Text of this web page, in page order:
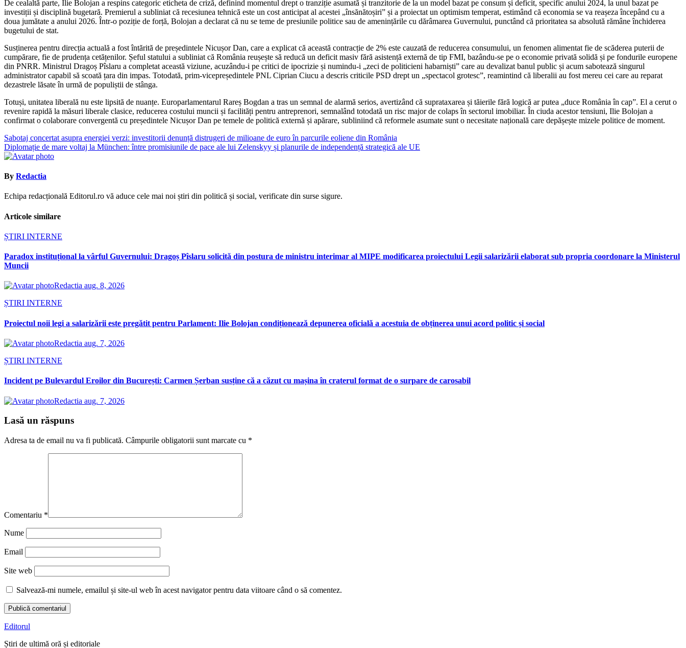
De cealaltă parte, Ilie Bolojan a respins categoric eticheta de criză, definind momentul drept o tranziție asumată și tranzitorie de la un model bazat pe consum și deficit, specific anului 2024, la unul bazat pe
investiții și disciplină bugetară. Premierul a subliniat că recesiunea tehnică este un cost anticipat al acestei „însănătoșiri” și a proiectat un optimism temperat, estimând că economia se va reașeza începând cu a
doua jumătate a anului 2026. Într-o poziție de forță, Bolojan a declarat că nu se teme de presiunile politice sau de amenințările cu dărâmarea Guvernului, punctând că prioritatea sa absolută rămâne închiderea
bugetului de stat.
Susținerea pentru direcția actuală a fost întărită de președintele Nicușor Dan, care a explicat că această contracție de 2% este cauzată de reducerea consumului, un fenomen alimentat fie de scăderea puterii de
cumpărare, fie de prudența cetățenilor. Șeful statului a subliniat că România reușește să reducă un deficit masiv fără asistență externă de tip FMI, bazându-se pe o economie privată solidă și pe fondurile europene
din PNRR. Ministrul Dragoș Pîslaru a completat această viziune, acuzându-i pe critici de ipocrizie și numindu-i „zeci de politicieni habarniști” care au devalizat banul public și acum sabotează singurul
administrator capabil să scoată țara din impas. Totodată, prim-vicepreședintele PNL Ciprian Ciucu a descris criticile PSD drept un „spectacol grotesc”, reamintind că liberalii au fost mereu cei care au reparat
dezastrele lăsate în urmă de populiștii de stânga.
Totuși, unitatea liberală nu este lipsită de nuanțe. Europarlamentarul Rareș Bogdan a tras un semnal de alarmă serios, avertizând că suprataxarea și tăierile fără logică ar putea „duce România în cap”. El a cerut o
revenire rapidă la măsuri liberale clasice, reducerea costului muncii și facilități pentru antreprenori, semnalând totodată un risc major de colaps în sectorul imobiliar. În ciuda acestor tensiuni, Ilie Bolojan a
confirmat o colaborare convergentă cu președintele Nicușor Dan pe temele de politică externă și apărare, subliniind că reformele asumate sunt o necesitate națională care depășește mizele politice de moment.
Navigare
în
Sabotaj concertat asupra energiei verzi: investitorii denunță distrugeri de milioane de euro în parcurile eoliene din România
Diplomație de mare voltaj la München: între promisiunile de pace ale lui Zelenskyy și planurile de independență strategică ale UE
By Redactia
Echipa redacțională Editorul.ro vă aduce cele mai noi știri din politică și social, verificate din surse sigure.
Articole similare
ȘTIRI INTERNE
Paradox instituțional la vârful Guvernului: Dragoș Pîslaru solicită din postura de ministru interimar al MIPE modificarea proiectului Legii salarizării elaborat sub propria coordonare la Ministerul
Muncii
Redactia aug. 8, 2026
ȘTIRI INTERNE
Proiectul noii legi a salarizării este pregătit pentru Parlament: Ilie Bolojan condiționează depunerea oficială a acestuia de obținerea unui acord politic și social
Redactia aug. 7, 2026
ȘTIRI INTERNE
Incident pe Bulevardul Eroilor din București: Carmen Șerban susține că a căzut cu mașina în craterul format de o surpare de carosabil
Redactia aug. 7, 2026
Lasă un răspuns
Adresa ta de email nu va fi publicată. Câmpurile obligatorii sunt marcate cu *
Comentariu *
Nume
Email
Site web
Salvează-mi numele, emailul și site-ul web în acest navigator pentru data viitoare când o să comentez.
Editorul
Știri de ultimă oră și editoriale